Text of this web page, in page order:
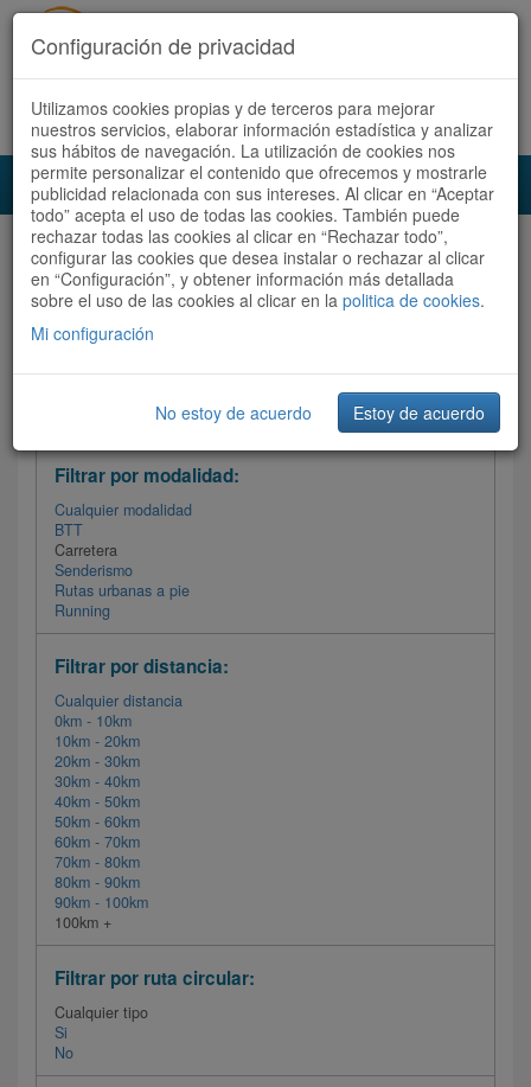
Acceder Registrate ahora Español | Català
Audioruta Todas las rutas
Todas las rutas
Ordenar por: Más recientes /
Filtrar las rutas
Filtrar por modalidad:
Cualquier modalidad
BTT
Carretera
Senderismo
Rutas urbanas a pie
Running
Filtrar por distancia:
Cualquier distancia
0km - 10km
10km - 20km
20km - 30km
30km - 40km
40km - 50km
50km - 60km
60km - 70km
70km - 80km
80km - 90km
90km - 100km
100km +
Filtrar por ruta circular:
Cualquier tipo
Si
No
Configuración de privacidad
Utilizamos cookies propias y de terceros para mejorar
nuestros servicios, elaborar información estadística y analizar
sus hábitos de navegación. La utilización de cookies nos
permite personalizar el contenido que ofrecemos y mostrarle
publicidad relacionada con sus intereses. Al clicar en “Aceptar
todo” acepta el uso de todas las cookies. También puede
rechazar todas las cookies al clicar en “Rechazar todo”,
configurar las cookies que desea instalar o rechazar al clicar
en “Configuración”, y obtener información más detallada
sobre el uso de las cookies al clicar en la politica de cookies.
Mi configuración
No estoy de acuerdo Estoy de acuerdo